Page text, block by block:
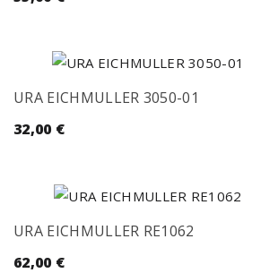
URA EICHMULLER 3050-01
32,00 €
URA EICHMULLER RE1062
62,00 €